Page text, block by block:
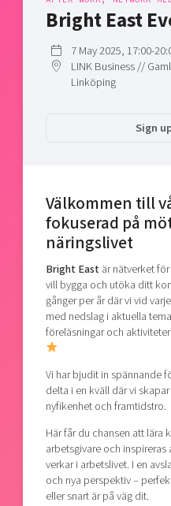
Shaping cities and
Bright East
Reversed mentorship
Upscaling
Talent & skills
Startup & industry
Offers to boost your
Our community of
Publications
Project toolbox
Reach out to us
Locations
Bright East
7 May 2025, 17:00-
LINK Business //
Linköping
Sign
Välkommen till
fokuserad på
näringslivet
Bright East är nätverket
vill bygga och utöka ditt
gånger per år där vi vid
med nedslag i aktuella
föreläsningar och
Vi har bjudit in spännande
delta i en kväll där vi
nyfikenhet och framtidstro.
Här får du chansen att lära
arbetsgivare och
verkar i arbetslivet. I en
och nya perspektiv –
eller snart är på väg dit.